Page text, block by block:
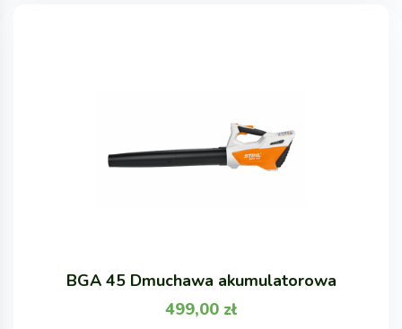
BGA 45 Dmuchawa akumulatorowa
499,00 zł